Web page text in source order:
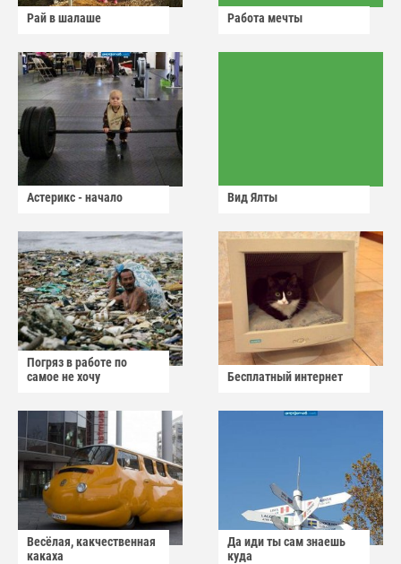
Рай в шалаше Работа мечты
Астерикс - начало Вид Ялты
Погряз в работе по
самое не хочу
Бесплатный интернет
Весёлая, какчественная
какаха
Да иди ты сам знаешь
куда